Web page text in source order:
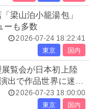
梁山泊小籠湯包」
ーも多数
2026-07-24 18:22:41
東京 国内
覧会が日本初上陸
出で作品世界に迷い
2026-07-23 18:00:00
東京 国内